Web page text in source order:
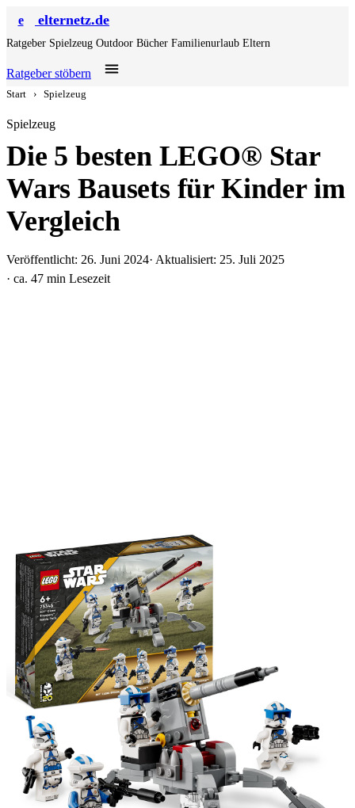
e elternetz.de
Ratgeber Spielzeug Outdoor Bücher Familienurlaub Eltern
Ratgeber stöbern
Start › Spielzeug
Spielzeug
Die 5 besten LEGO® Star
Wars Bausets für Kinder im
Vergleich
Veröffentlicht: 26. Juni 2024· Aktualisiert: 25. Juli 2025
· ca. 47 min Lesezeit